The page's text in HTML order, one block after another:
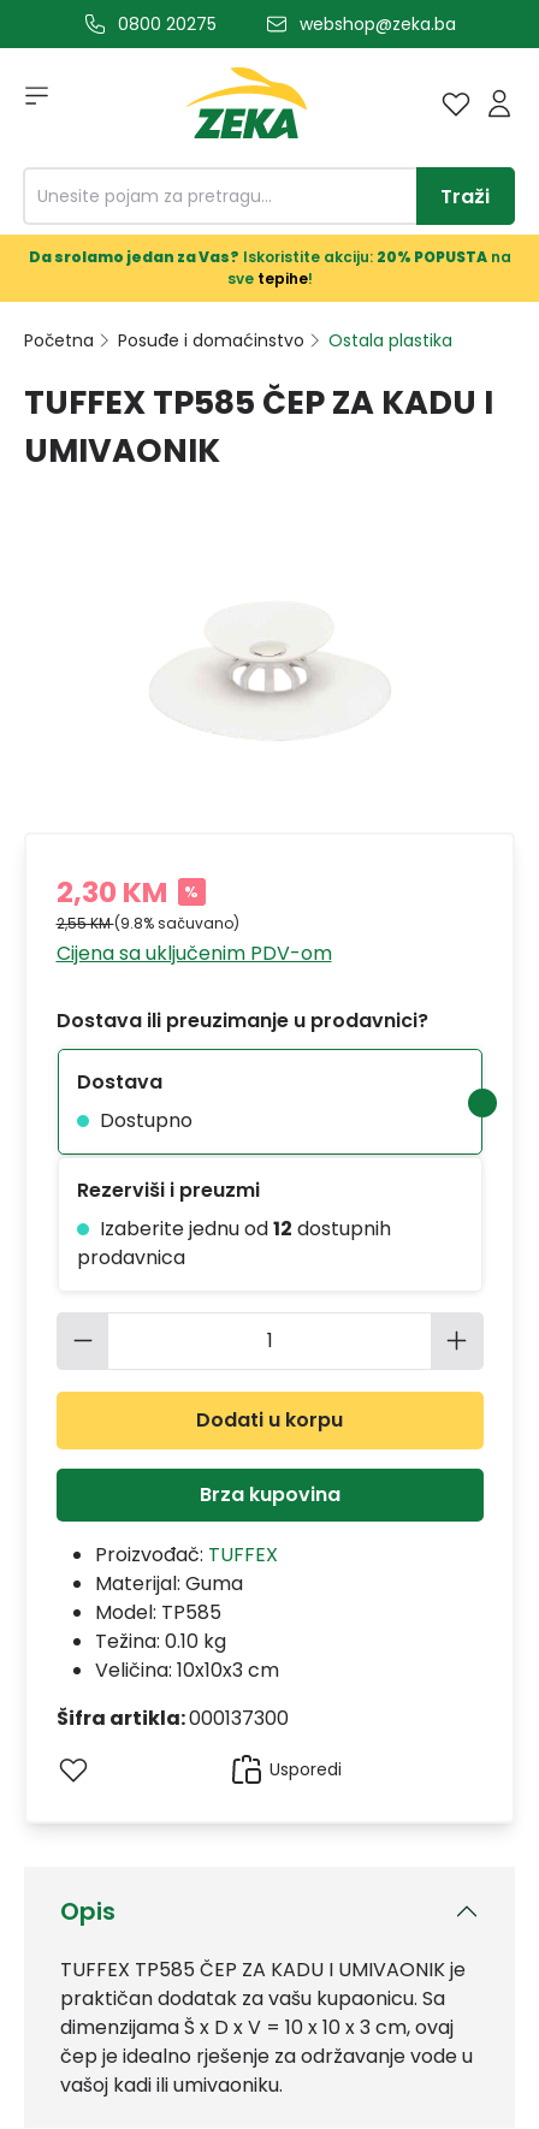
glavni sadržaj0800 20275 webshop@zeka.ba
Traži
Da srolamo jedan za Vas? Iskoristite akciju: 20% POPUSTAna
sve tepihe!
Početna Posuđe i domaćinstvo Ostala plastika
TUFFEX TP585 ČEP ZA KADU I
UMIVAONIK
Opis
TUFFEX TP585 ČEP ZA KADU I UMIVAONIK je
praktičan dodatak za vašu kupaonicu. Sa
dimenzijama Š x D x V = 10 x 10 x 3 cm, ovaj
čep je idealno rješenje za održavanje vode u
vašoj kadi ili umivaoniku.
2,30 KM %
2,55 KM(9.8% sačuvano)
Cijena sa uključenim PDV-om
Dostava ili preuzimanje u prodavnici?
Dostava
Dostupno
Rezerviši i preuzmi
Izaberite jednu od12 dostupnih
prodavnica
Količina proizvoda: Unesite
Dodati u korpu
Brza kupovina
Proizvođač: TUFFEX
Materijal: Guma
Model: TP585
Težina: 0.10 kg
Veličina: 10x10x3 cm
Šifra artikla:000137300
Usporedi